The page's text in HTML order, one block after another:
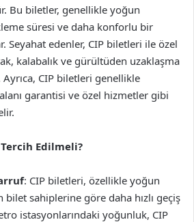
Bu biletler, genellikle yoğun
süresi ve daha konforlu bir
Seyahat edenler, CIP biletleri ile özel
kalabalık ve gürültüden uzaklaşma
Ayrıca, CIP biletleri genellikle
garantisi ve özel hizmetler gibi
Edilmeli?
: CIP biletleri, özellikle yoğun
bilet sahiplerine göre daha hızlı geçiş
istasyonlarındaki yoğunluk, CIP